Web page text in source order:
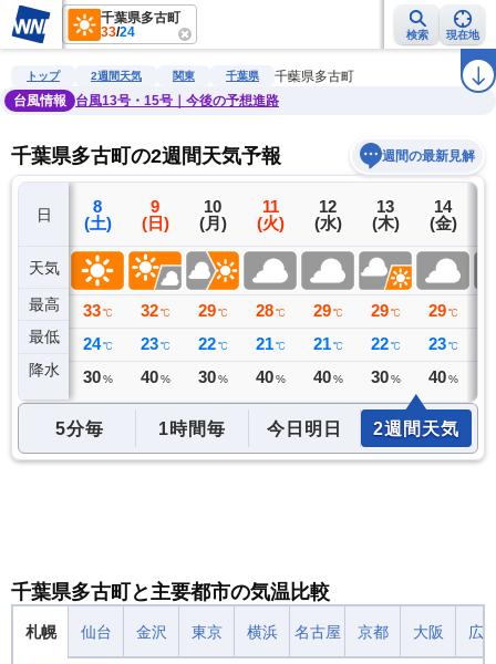
千葉県多古町
33/24 検索 現在地
雨雲レーダー 台風情報 地震情報 警報・注意報 ラ
トップ 2週間天気 関東 千葉県
千葉県多古町
台風情報
台風13号・15号｜今後の予想進路
千葉県多古町の2週間天気予報 週間の最新見解
日
天気
最高
最低
降水
7
(金)
31 ℃
25 ℃
0 ミリ
8
(土)
33 ℃
24 ℃
30 %
9
(日)
32 ℃
23 ℃
40 %
10
(月)
29 ℃
22 ℃
30 %
11
(火)
28 ℃
21 ℃
40 %
12
(水)
29 ℃
21 ℃
40 %
13
(木)
29 ℃
22 ℃
30 %
14
(金)
29 ℃
23 ℃
40 %
5分毎 1時間毎 今日明日 2週間天気
千葉県多古町と主要都市の気温比較
札幌 仙台 金沢 東京 横浜 名古屋 京都 大阪 広